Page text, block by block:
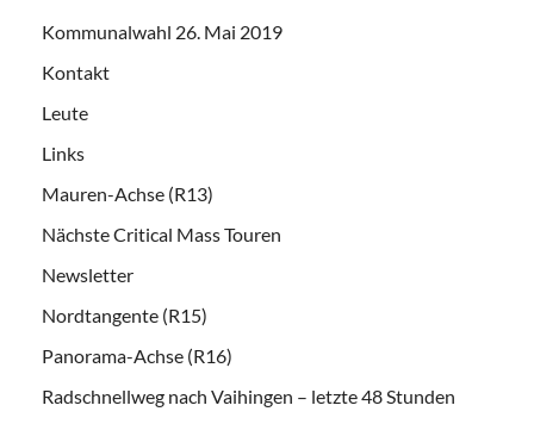
Kommunalwahl 26. Mai 2019
Kontakt
Leute
Links
Mauren-Achse (R13)
Nächste Critical Mass Touren
Newsletter
Nordtangente (R15)
Panorama-Achse (R16)
Radschnellweg nach Vaihingen – letzte 48 Stunden